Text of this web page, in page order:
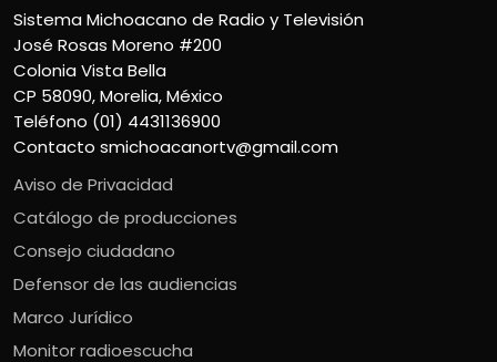
Sistema Michoacano de Radio y Televisión
José Rosas Moreno #200
Colonia Vista Bella
CP 58090, Morelia, México
Teléfono (01) 4431136900
Contacto smichoacanortv@gmail.com
Aviso de Privacidad
Catálogo de producciones
Consejo ciudadano
Defensor de las audiencias
Marco Jurídico
Monitor radioescucha